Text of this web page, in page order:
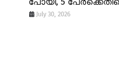
July 30, 2026